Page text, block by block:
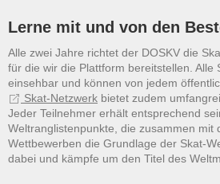
Lerne mit und von den
Alle zwei Jahre richtet der DOSKV die
für die wir die Plattform bereitstellen. Alle
einsehbar und können von jedem
Skat-Netzwerk bietet zudem
Jeder Teilnehmer erhält entsprechend
Weltranglistenpunkte, die zusammen mit
Wettbewerben die Grundlage der Skat-
dabei und kämpfe um den Titel des